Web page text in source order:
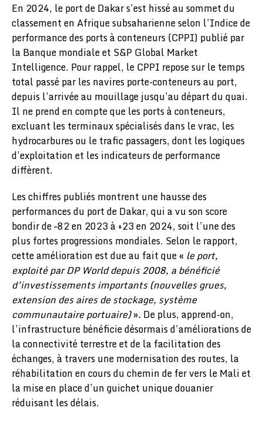
En 2024, le port de Dakar s’est hissé au sommet du
classement en Afrique subsaharienne selon l’Indice de
performance des ports à conteneurs (CPPI) publié par
la Banque mondiale et S&P Global Market
Intelligence. Pour rappel, le CPPI repose sur le temps
total passé par les navires porte-conteneurs au port,
depuis l’arrivée au mouillage jusqu’au départ du quai.
Il ne prend en compte que les ports à conteneurs,
excluant les terminaux spécialisés dans le vrac, les
hydrocarbures ou le trafic passagers, dont les logiques
d’exploitation et les indicateurs de performance
diffèrent.
Les chiffres publiés montrent une hausse des
performances du port de Dakar, qui a vu son score
bondir de –82 en 2023 à +23 en 2024, soit l’une des
plus fortes progressions mondiales. Selon le rapport,
cette amélioration est due au fait que « le port,
exploité par DP World depuis 2008, a bénéficié
d’investissements importants (nouvelles grues,
extension des aires de stockage, système
communautaire portuaire)». De plus, apprend-on,
l’infrastructure bénéficie désormais d’améliorations de
la connectivité terrestre et de la facilitation des
échanges, à travers une modernisation des routes, la
réhabilitation en cours du chemin de fer vers le Mali et
la mise en place d’un guichet unique douanier
réduisant les délais.